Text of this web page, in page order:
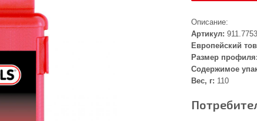
Описание:
Артикул: 911.7753
Европейский
Размер профиля:
Содержимое
Вес, г: 110